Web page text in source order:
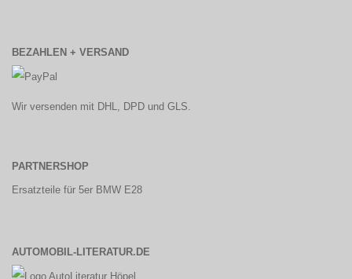
BEZAHLEN + VERSAND
Wir versenden mit DHL, DPD und GLS.
PARTNERSHOP
Ersatzteile für 5er BMW E28
AUTOMOBIL-LITERATUR.DE